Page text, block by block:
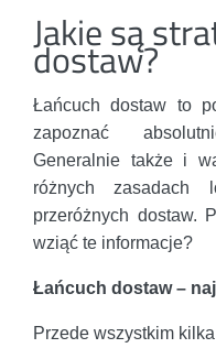
Jakie są
dostaw?
Łańcuch dostaw to
zapoznać
Generalnie także i
różnych zasadach
przeróżnych dostaw.
wziąć te informacje?
Łańcuch dostaw –
Przede wszystkim